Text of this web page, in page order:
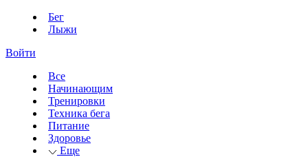
Бег
Лыжи
Войти
Все
Начинающим
Тренировки
Техника бега
Питание
Здоровье
Еще